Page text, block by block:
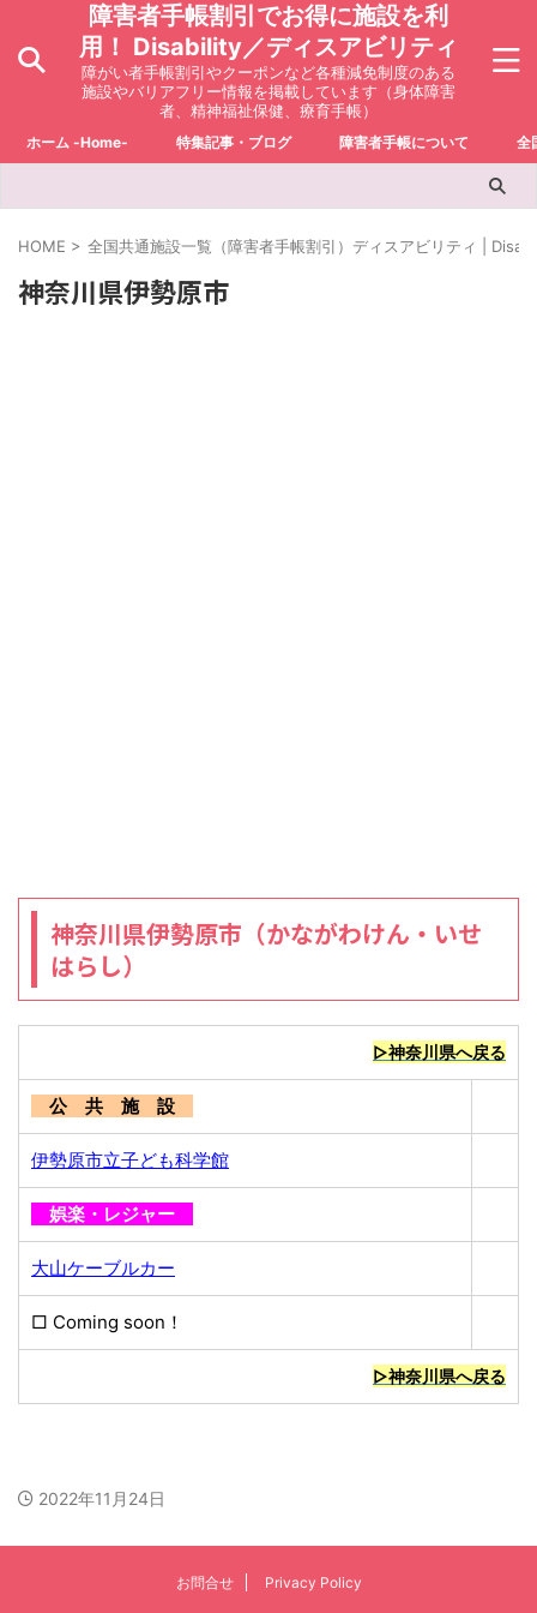
障害者手帳割引でお得に施設を利
用！ Disability／ディスアビリティ
障がい者手帳割引やクーポンなど各種減免制度のある
施設やバリアフリー情報を掲載しています（身体障害
者、精神福祉保健、療育手帳）
ホーム -Home- 特集記事・ブログ 障害者手帳について 全
HOME > 全国共通施設一覧（障害者手帳割引）ディスアビリティ |
神奈川県伊勢原市
神奈川県伊勢原市（かながわけん・いせ
はらし）
▷神奈川県へ戻る
公 共 施 設
伊勢原市立子ども科学館
娯楽・レジャー
大山ケーブルカー
□ Coming soon！
▷神奈川県へ戻る
2022年11月24日
お問合せ Privacy Policy